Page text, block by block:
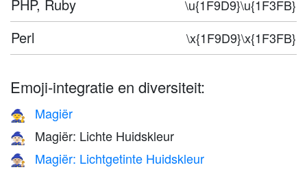
PHP, Ruby \u{1F9D9}\u{1F3FB}
Perl \x{1F9D9}\x{1F3FB}
Emoji-integratie en diversiteit:
🧙 Magiër
🧙🏻 Magiër: Lichte Huidskleur
🧙🏼
Magiër: Lichtgetinte Huidskleur